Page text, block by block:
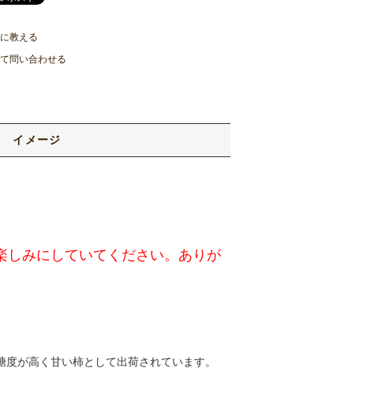
教える
問い合わせる
イメージ
しみにしていてください。ありが
が高く甘い柿として出荷されています。